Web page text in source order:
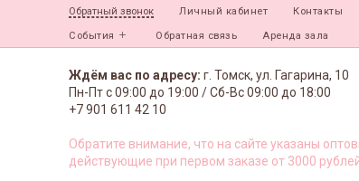
Обратный звонок Личный кабинет Контакты
События Обратная связь Аренда зала
Ждём вас по адресу: г. Томск, ул. Гагарина, 10
Пн-Пт с09:00 до 19:00 /Сб-Вс 09:00 до 18:00
+7 901 611 42 10
Обратите внимание, что на сайте указаны
действующие при первом заказе от 3000